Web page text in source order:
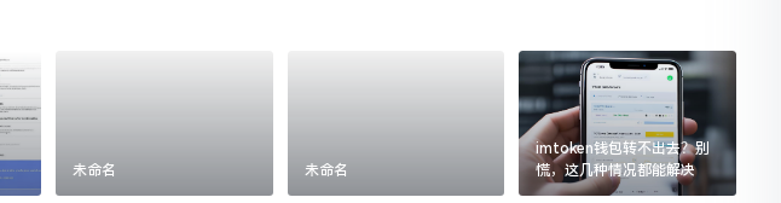
未命名 未命名
imtoken钱包转不出去？别
慌，这几种情况都能解决